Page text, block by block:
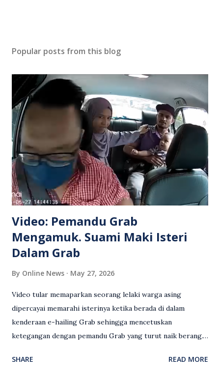
Popular posts from this blog
Video: Pemandu Grab
Mengamuk. Suami Maki Isteri
Dalam Grab
By Online News May 27, 2026
Video tular memaparkan seorang lelaki warga asing
dipercayai memarahi isterinya ketika berada di dalam
kenderaan e-hailing Grab sehingga mencetuskan
ketegangan dengan pemandu Grab yang turut naik berang.
antara seorang lelaki warga asing dengan pemandu Grab
SHARE READ MORE